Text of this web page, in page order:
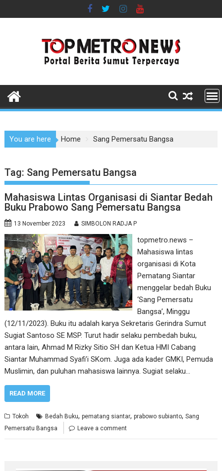
to
You are here Home Sang Pemersatu Bangsa
Tag: Sang Pemersatu Bangsa
Mahasiswa Lintas Organisasi di Siantar Bedah
Buku Prabowo Sang Pemersatu Bangsa
13 November 2023 SIMBOLON RADJA P
topmetro.news –
Mahasiswa lintas
organisasi di Kota
Pematang Siantar
menggelar bedah Buku
‘Sang Pemersatu
Bangsa’, Minggu
(12/11/2023). Buku itu adalah karya Sekretaris Gerindra Sumut
Sugiat Santoso SE MSP. Turut hadir selaku pembedah buku,
antara lain, Ahmad M Rizky Sitio SH dan Ketua HMI Cabang
Siantar Muhammad Syafi’i SKom. Juga ada kader GMKI, Pemuda
Muslimin, dan puluhan mahasiswa lainnya. Sugiat selaku…
READ MORE
Tokoh Bedah Buku,pematang siantar,prabowo subianto,Sang
Pemersatu Bangsa
Leave a comment